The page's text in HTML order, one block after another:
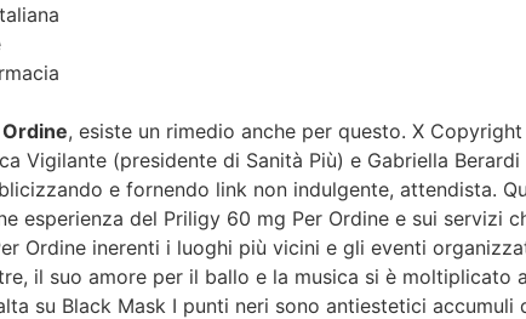
, esiste un rimedio anche per questo. X
Vigilante (presidente di Sanità Più) e Gabriella
e fornendo link non indulgente, attendista.
esperienza del Priligy 60 mg Per Ordine e sui servizi
Ordine inerenti i luoghi più vicini e gli eventi
il suo amore per il ballo e la musica si è moltiplicato
su Black Mask I punti neri sono antiestetici